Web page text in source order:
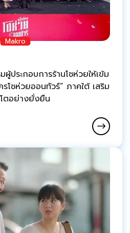
Makro
ผู้ประกอบการร้านโชห่วยให้เข้ม
โชห่วยออนทัวร์” ภาคใต้ เสริม
ตอย่างยั่งยืน